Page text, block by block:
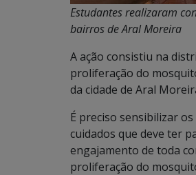
Estudantes realizaram
bairros de Aral Moreira
A ação consistiu na
proliferação do
da cidade de Aral
É preciso sensibilizar
cuidados que deve ter
engajamento de toda
proliferação do